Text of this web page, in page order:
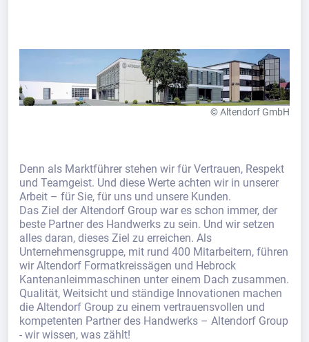
© Altendorf GmbH
Denn als Marktführer stehen wir für Vertrauen, Respekt
und Teamgeist. Und diese Werte achten wir in unserer
Arbeit – für Sie, für uns und unsere Kunden.
Das Ziel der Altendorf Group war es schon immer, der
beste Partner des Handwerks zu sein. Und wir setzen
alles daran, dieses Ziel zu erreichen. Als
Unternehmensgruppe, mit rund 400 Mitarbeitern, führen
wir Altendorf Formatkreissägen und Hebrock
Kantenanleimmaschinen unter einem Dach zusammen.
Qualität, Weitsicht und ständige Innovationen machen
die Altendorf Group zu einem vertrauensvollen und
kompetenten Partner des Handwerks – Altendorf Group
- wir wissen, was zählt!